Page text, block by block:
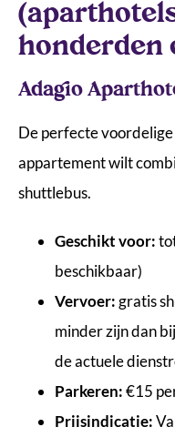
honderden
Adagio
De perfecte voordelige
appartement wilt
shuttlebus.
Geschikt voor:
beschikbaar)
Vervoer: gratis
minder zijn dan
de actuele
Parkeren:€15
Prijsindicatie: